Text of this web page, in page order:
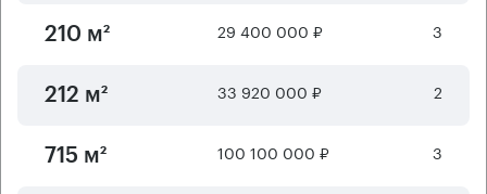
210 м² 29 400 000 ₽ 3
212 м² 33 920 000 ₽ 2
715 м² 100 100 000 ₽ 3